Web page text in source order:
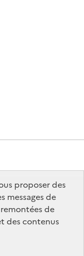
proposer des
messages de
de
des contenus